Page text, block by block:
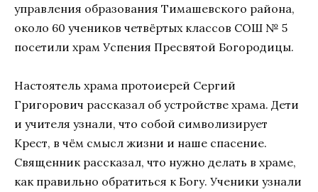
управления образования Тимашевского района,
около 60 учеников четвёртых классов СОШ № 5
посетили храм Успения Пресвятой Богородицы.
Настоятель храма протоиерей Сергий
Григорович рассказал об устройстве храма. Дети
и учителя узнали, что собой символизирует
Крест, в чём смысл жизни и наше спасение.
Священник рассказал, что нужно делать в храме,
как правильно обратиться к Богу. Ученики узнали